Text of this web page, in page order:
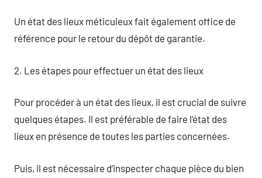
Un état des lieux méticuleux fait également office de
référence pour le retour du dépôt de garantie.
2. Les étapes pour effectuer un état des lieux
Pour procéder à un état des lieux, il est crucial de suivre
quelques étapes. Il est préférable de faire l’état des
lieux en présence de toutes les parties concernées.
Puis, il est nécessaire d’inspecter chaque pièce du bien